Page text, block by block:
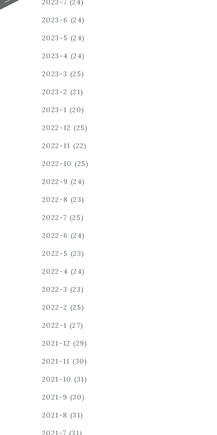
2023-7 (24)
2023-6 (24)
2023-5 (24)
2023-4 (24)
2023-3 (25)
2023-2 (21)
2023-1 (20)
2022-12 (25)
2022-11 (22)
2022-10 (25)
2022-9 (24)
2022-8 (23)
2022-7 (25)
2022-6 (24)
2022-5 (23)
2022-4 (24)
2022-3 (23)
2022-2 (25)
2022-1 (27)
2021-12 (29)
2021-11 (30)
2021-10 (31)
2021-9 (30)
2021-8 (31)
2021-7 (31)